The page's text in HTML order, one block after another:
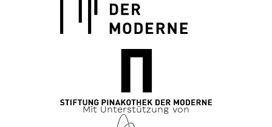
Mit Unterstützung von